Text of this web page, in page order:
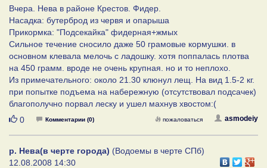
Вчера. Нева в районе Крестов. Фидер.
Насадка: бутерброд из червя и опарыша
Прикормка: "Подсекайка" фидерная+жмых
Сильное течение сносило даже 50 грамовые кормушки. в
основном клевала мелочь с ладошку. хотя поппалась плотва
на 450 грамм. вроде не очень крупная. но и то неплохо.
Из примечательного: около 21.30 клюнул лещ. На вид 1.5-2 кг.
при попытке подъема на набережную (отсутствовал подсачек)
благополучно порвал леску и ушел махнув хвостом:(
Нравится
0 Комментарии (0) asmodeiy
пожаловаться
р. Нева(в черте города) (Водоемы в черте СПб)
12.08.2008 14:30